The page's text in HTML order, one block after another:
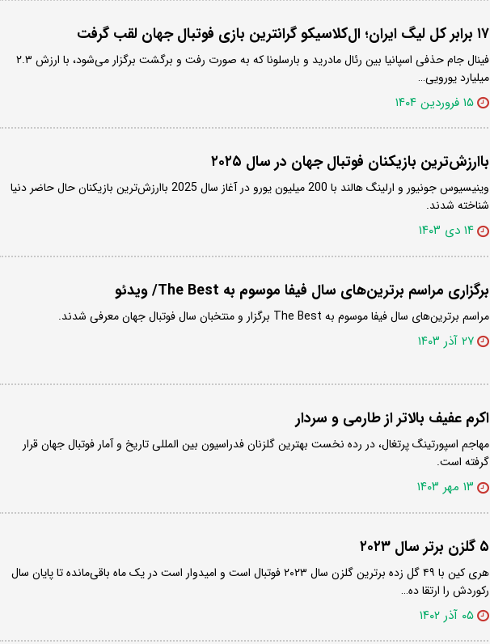
۱۷ برابر کل لیگ ایران؛ ال‌کلاسیکو گرانترین بازی فوتبال جهان لقب گرفت
فینال جام حذفی اسپانیا بین رئال مادرید و بارسلونا که به صورت رفت و برگشت برگزار می‌شود، با ارزش ۲.۳
میلیارد یورویی…
۱۵ فروردین ۱۴۰۴
باارزش‌ترین بازیکنان فوتبال جهان در سال ۲۰۲۵
وینیسیوس جونیور و ارلینگ هالند با 200 میلیون یورو در آغاز سال 2025 باارزش‌ترین بازیکنان حال حاضر دنیا
شناخته شدند.
۱۴ دی ۱۴۰۳
برگزاری مراسم برترین‌های سال فیفا موسوم به The Best/ ویدئو
مراسم برترین‌های سال فیفا موسوم به The Best برگزار و منتخبان سال فوتبال جهان معرفی شدند.
۲۷ آذر ۱۴۰۳
اکرم عفیف بالاتر از طارمی و سردار
مهاجم اسپورتینگ پرتغال، در رده نخست بهترین گلزنان فدراسیون بین المللی تاریخ و آمار فوتبال جهان قرار
گرفته است.
۱۳ مهر ۱۴۰۳
۵ گلزن برتر سال ۲۰۲۳
هری کین با ۴۹ گل زده برترین گلزن سال ۲۰۲۳ فوتبال است و امیدوار است در یک ماه باقی‌مانده تا پایان سال
رکوردش را ارتقا ده…
۰۵ آذر ۱۴۰۲